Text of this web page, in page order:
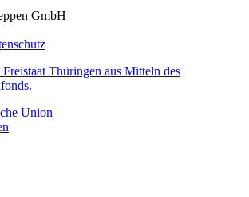
GmbH
Thüringen aus Mitteln des